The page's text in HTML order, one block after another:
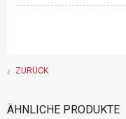
ZURÜCK
ÄHNLICHE PRODUKTE